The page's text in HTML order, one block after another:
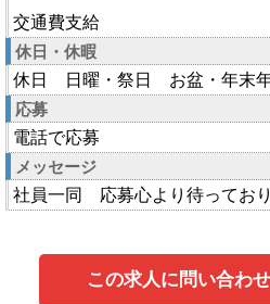
交通費支給
休日・休暇
休日 日曜・祭日 お盆・年末
応募
電話で応募
メッセージ
社員一同 応募心より待っており
この求人に問い合わ